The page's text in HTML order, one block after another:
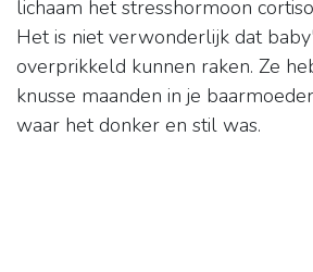
lichaam het stresshormoon
Het is niet verwonderlijk dat
overprikkeld kunnen raken. Ze
knusse maanden in je
waar het donker en stil was.